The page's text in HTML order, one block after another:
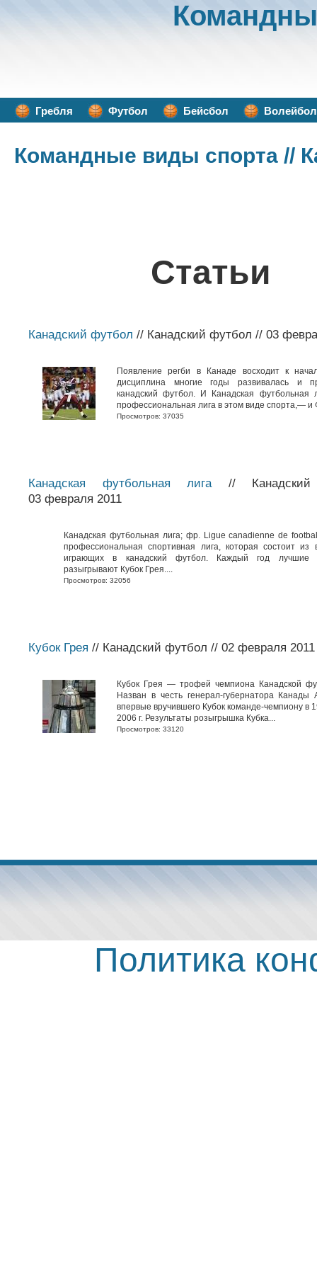
Гребля Футбол Бейсбол Волейбол
Командные виды спорта //
Статьи
Канадский футбол // Канадский футбол // 03
Появление регби в Канаде восходит к
дисциплина многие годы развивалась и
канадский футбол. И Канадская футбольная
профессиональная лига в этом виде спорта,— и
Просмотров: 37035
Канадская футбольная лига//
03 февраля 2011
Канадская футбольная лига; фр. Ligue canadienne de
профессиональная спортивная лига, которая состоит из
играющих в канадский футбол. Каждый год лучшие
разыгрывают Кубок Грея....
Просмотров: 32056
Кубок Грея // Канадский футбол // 02 февраля 2011
Кубок Грея — трофей чемпиона Канадской
Назван в честь генерал-губернатора Канады
впервые вручившего Кубок команде-чемпиону в
2006 г. Результаты розыгрышка Кубка...
Просмотров: 33120
Политика